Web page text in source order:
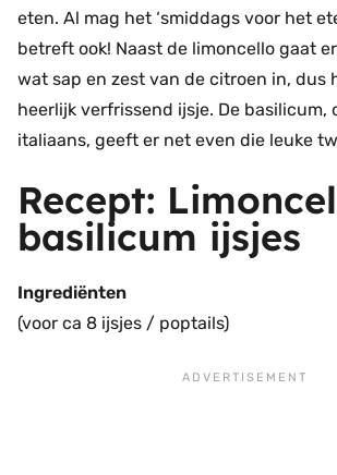
eten. Al mag het ‘smiddags voor het
betreft ook! Naast de limoncello gaat
wat sap en zest van de citroen in, dus
heerlijk verfrissend ijsje. De basilicum,
italiaans, geeft er net even die leuke
Recept:
basilicum ijsjes
Ingrediënten
(voor ca 8 ijsjes / poptails)